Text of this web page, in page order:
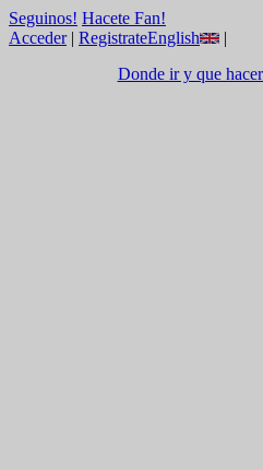
Seguinos! Hacete Fan!
Acceder| RegistrateEnglish
|
Donde ir y que